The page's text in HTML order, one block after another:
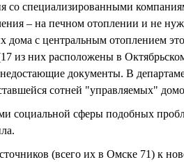
со специализированными
– на печном отоплении и не
дома с центральным отоплением
из них расположены в
документы. В
сотней "управляемых"
социальной сферы подобных
(всего их в Омске 71) к